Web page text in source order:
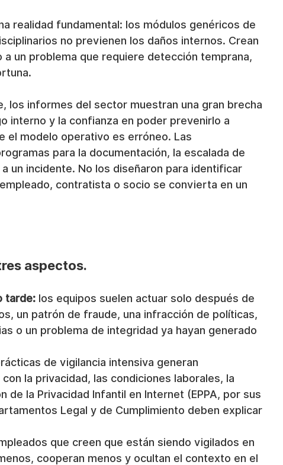
realidad fundamental: los módulos genéricos de
no previenen los daños internos. Crean
un problema que requiere detección temprana,
los informes del sector muestran una gran brecha
interno y la confianza en poder prevenirlo a
el modelo operativo es erróneo. Las
para la documentación, la escalada de
un incidente. No los diseñaron para identificar
contratista o socio se convierta en un
aspectos.
tarde: los equipos suelen actuar solo después de
un patrón de fraude, una infracción de políticas,
o un problema de integridad ya hayan generado
de vigilancia intensiva generan
la privacidad, las condiciones laborales, la
de la Privacidad Infantil en Internet (EPPA, por sus
Legal y de Cumplimiento deben explicar
que creen que están siendo vigilados en
cooperan menos y ocultan el contexto en el